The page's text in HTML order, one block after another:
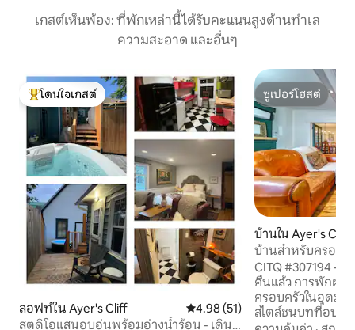
เกสต์เห็นพ้อง: ที่พักเหล่านี้ได้รับคะแนนสูงด้านทำเล
ความสะอาด และอื่นๆ
โดนใจเกสต์ที่สุด
โดนใจเกสต์
ลอฟท์ใน Ayer's Cliff คะแนนเฉลี่ย 4.98 จาก 5, 51 รีวิว
4.98 (51)
สตูดิโอแสนอบอุ่นพร้อมอ่างน้ำร้อน - เดิน
ซูเปอร์โฮสต์
ซูเปอร์โฮสต์
บ้านใน Ayer's Cliff
บ้านสำหรับครอบค
โกกและเมาน์ต์ออ
CITQ #307194 -
คืนแล้ว การพักผ่อ
ครอบครัวในอุดม
สไตล์ชนบทที่อบอุ่น